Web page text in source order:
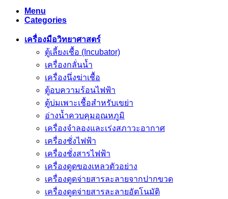
Menu
Categories
เครื่องมือวิทยาศาสตร์
ตู้เลี้ยงเชื้อ (Incubator)
เครื่องกลั่นน้ำ
เครื่องนึ่งฆ่าเชื้อ
ตู้อบความร้อนไฟฟ้า
ตู้บ่มเพาะเชื้อสำหรับเขย่า
อ่างน้ำควบคุมอุณหภูมิ
เครื่องจำลองและเร่งสภาวะอากาศ
เครื่องชั่งไฟฟ้า
เครื่องชั่งสารไฟฟ้า
เครื่องดูดของเหลวตัวอย่าง
เครื่องดูดจ่ายสารละลายจากปากขวด
เครื่องดูดจ่ายสารละลายอัตโนมัติ